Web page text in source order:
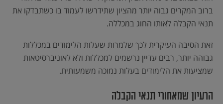
ברוב המקרים גבוה יותר מהציון שתידרשו לעמוד בו כשתבדקו את
תנאי הקבלה לאותו החוג במכללה.
זאת הסיבה העיקרית לכך שלמרות שעלות הלימודים במכללות
גבוהה יותר, רבים עדיין נרשמים למכללות ולא לאוניברסיטאות
שמציעות את הלימודים בעלות נמוכה משמעותית.
הרעיון שמאחורי תנאי הקבלה